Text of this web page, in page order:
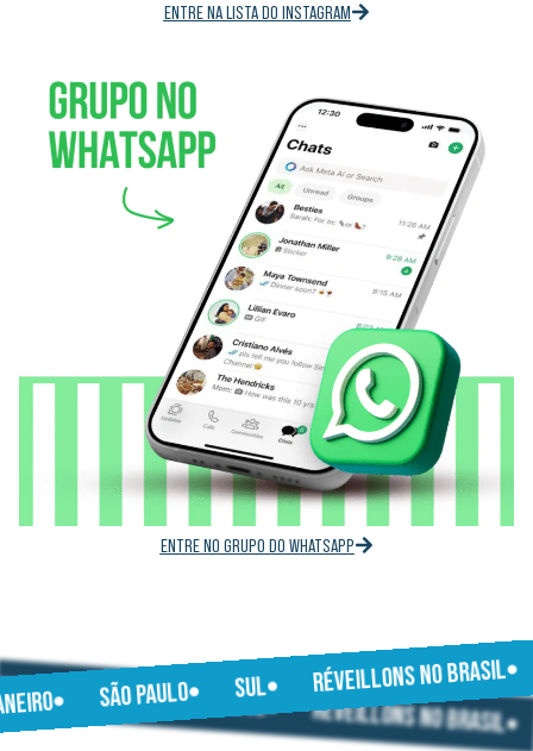
ENTRE NA LISTA DO INSTAGRAM
ENTRE NO GRUPO DO WHATSAPP
SÃO PAULO SUL RÉVEILLONS NO BRASIL
SÃO PAULO SUL RÉVEILLONS NO BRASIL